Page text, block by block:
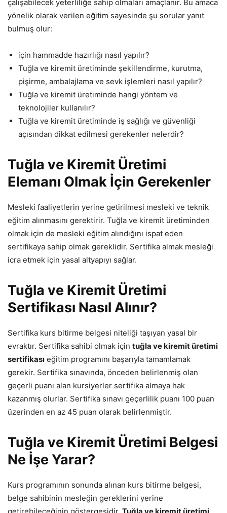
çalışabilecek yeterliliğe sahip olmaları amaçlanır. Bu amaca
yönelik olarak verilen eğitim sayesinde şu sorular yanıt
bulmuş olur:
için hammadde hazırlığı nasıl yapılır?
Tuğla ve kiremit üretiminde şekillendirme, kurutma,
pişirme, ambalajlama ve sevk işlemleri nasıl yapılır?
Tuğla ve kiremit üretiminde hangi yöntem ve
teknolojiler kullanılır?
Tuğla ve kiremit üretiminde iş sağlığı ve güvenliği
açısından dikkat edilmesi gerekenler nelerdir?
Tuğla ve Kiremit Üretimi
Elemanı Olmak İçin Gerekenler
Mesleki faaliyetlerin yerine getirilmesi mesleki ve teknik
eğitim alınmasını gerektirir. Tuğla ve kiremit üretiminden
olmak için de mesleki eğitim alındığını ispat eden
sertifikaya sahip olmak gereklidir. Sertifika almak mesleği
icra etmek için yasal altyapıyı sağlar.
Tuğla ve Kiremit Üretimi
Sertifikası Nasıl Alınır?
Sertifika kurs bitirme belgesi niteliği taşıyan yasal bir
evraktır. Sertifika sahibi olmak için tuğla ve kiremit üretimi
sertifikası eğitim programını başarıyla tamamlamak
gerekir. Sertifika sınavında, önceden belirlenmiş olan
geçerli puanı alan kursiyerler sertifika almaya hak
kazanmış olurlar. Sertifika sınavı geçerlilik puanı 100 puan
üzerinden en az 45 puan olarak belirlenmiştir.
Tuğla ve Kiremit Üretimi Belgesi
Ne İşe Yarar?
Kurs programının sonunda alınan kurs bitirme belgesi,
belge sahibinin mesleğin gereklerini yerine